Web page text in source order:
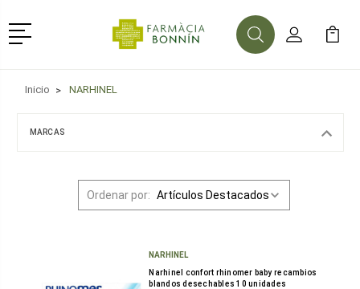
Menú
BuscarMi Cuenta
Mi
Inicio NARHINEL
MARCAS
Ordenar por:
NARHINEL
Narhinel confort rhinomer baby recambios
blandos desechables 10 unidades